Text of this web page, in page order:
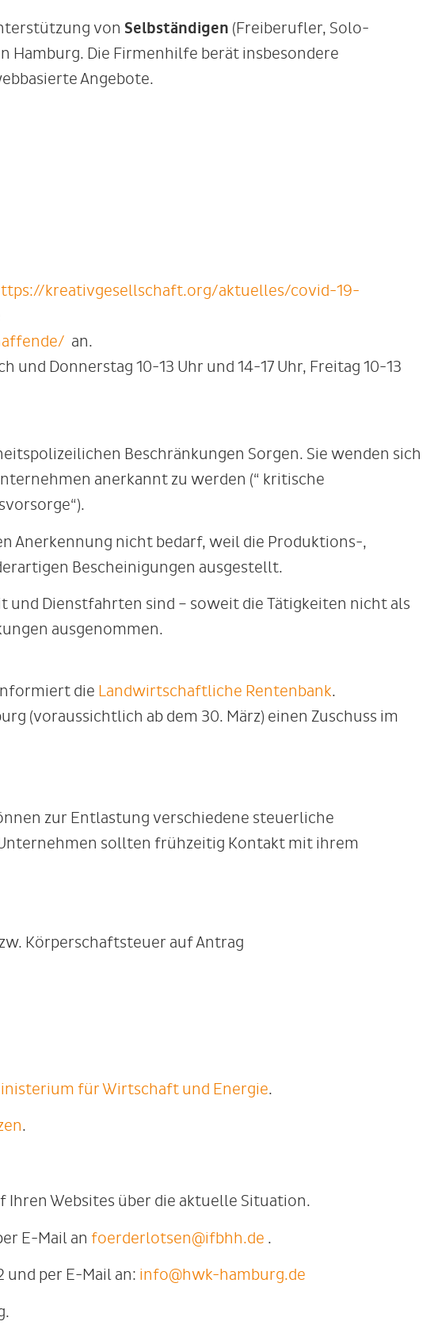
von Selbständigen (Freiberufler, Solo-
Die Firmenhilfe berät insbesondere
Angebote.
kreativgesellschaft.org/aktuelles/covid-19-
an.
Donnerstag 10-13 Uhr und 14-17 Uhr, Freitag 10-13
Beschränkungen Sorgen. Sie wenden sich
anerkannt zu werden (“ kritische
Anerkennung nicht bedarf, weil die Produktions-,
Bescheinigungen ausgestellt.
und Dienstfahrten sind – soweit die Tätigkeiten nicht als
ausgenommen.
die Landwirtschaftliche Rentenbank.
(voraussichtlich ab dem 30. März) einen Zuschuss im
zur Entlastung verschiedene steuerliche
sollten frühzeitig Kontakt mit ihrem
Körperschaftsteuer auf Antrag
für Wirtschaft und Energie.
.
Ihren Websites über die aktuelle Situation.
E-Mail an foerderlotsen@ifbhh.de .
per E-Mail an: info@hwk-hamburg.de